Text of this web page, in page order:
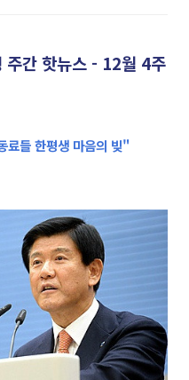
간 핫뉴스 - 12월 4주
료들 한평생 마음의 빚"